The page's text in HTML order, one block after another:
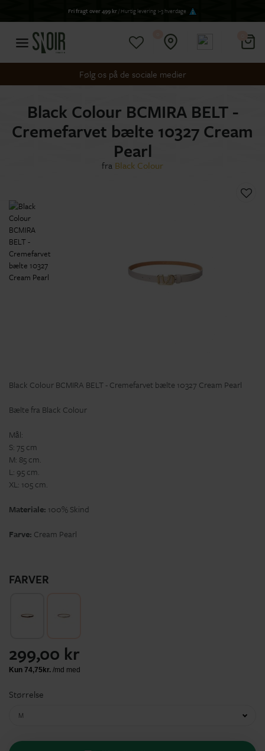
Fri fragt over 499 kr/ Hurtig levering 1-3 hverdage
Følg os på de sociale medier
Black Colour BCMIRA BELT -
Cremefarvet bælte 10327 Cream
Pearl
fra Black Colour
Black Colour BCMIRA BELT - Cremefarvet bælte 10327 Cream Pearl
Bælte fra Black Colour
Mål:
S: 75 cm
M: 85 cm.
L: 95 cm.
XL: 105 cm.
Materiale: 100% Skind
Farve: Cream Pearl
FARVER
299,00 kr
Størrelse
M